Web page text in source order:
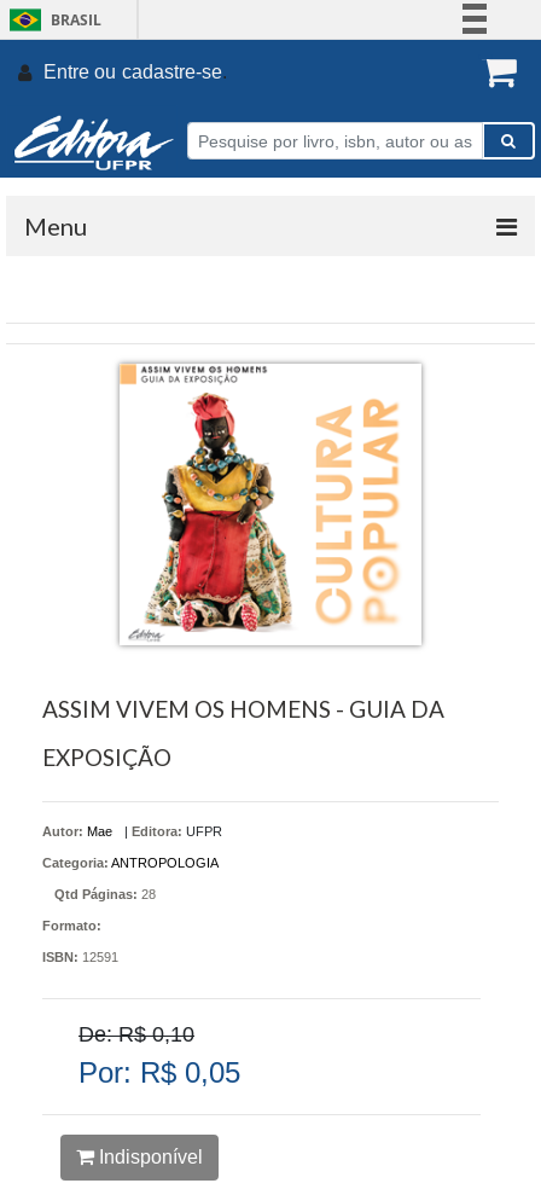
BRASIL
Participe
Entre ou cadastre-se.
Menu
ASSIM VIVEM OS HOMENS - GUIA DA
EXPOSIÇÃO
Autor: Mae |Editora: UFPR
Categoria: ANTROPOLOGIA
Qtd Páginas: 28
Formato:
ISBN: 12591
De: R$ 0,10
Por: R$ 0,05
Indisponível